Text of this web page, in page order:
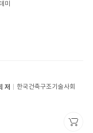
미
저
한국건축구조기술사회